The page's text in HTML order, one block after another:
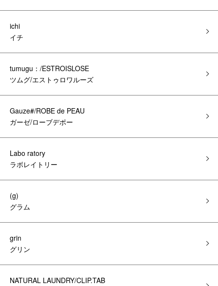
ichi
イチ
tumugu：/ESTROISLOSE
ツムグ/エストゥロワルーズ
Gauze#/ROBE de PEAU
ガーゼ/ローブデポー
Labo ratory
ラボレイトリー
(g)
グラム
grin
グリン
NATURAL LAUNDRY/CLIP.TAB